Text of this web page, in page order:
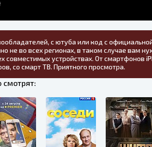
с ютуба или код с
не во всех регионах, в таком случае вам
совместимых устройствах. От смартфонов
со смарт ТВ. Приятного просмотра.